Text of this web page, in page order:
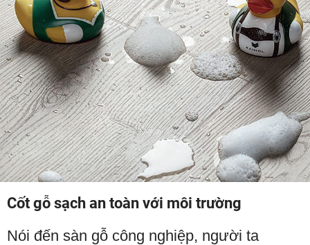
Cốt gỗ sạch an toàn với môi trường
Nói đến sàn gỗ công nghiệp, người ta